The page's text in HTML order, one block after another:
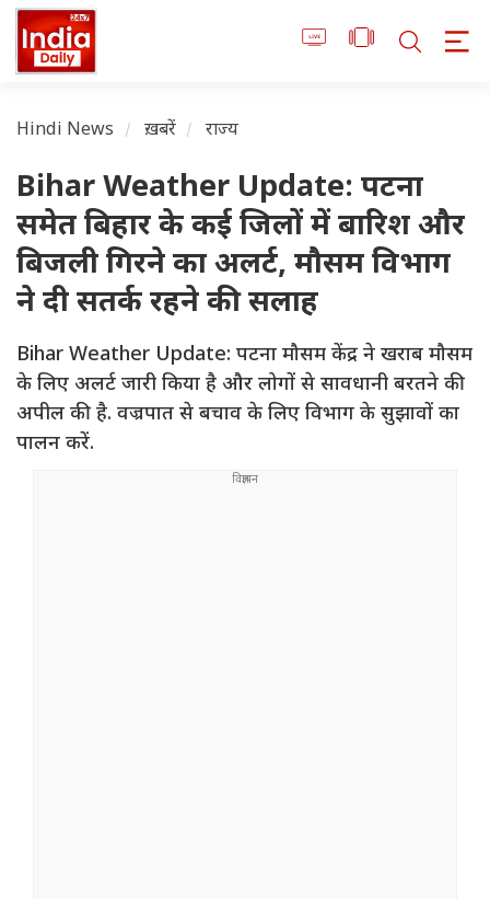
Hindi News ख़बरें राज्य
Bihar Weather Update: पटना
समेत बिहार के कई जिलों में बारिश और
बिजली गिरने का अलर्ट, मौसम विभाग
ने दी सतर्क रहने की सलाह
Bihar Weather Update: पटना मौसम केंद्र ने खराब मौसम
के लिए अलर्ट जारी किया है और लोगों से सावधानी बरतने की
अपील की है. वज्रपात से बचाव के लिए विभाग के सुझावों का
पालन करें.